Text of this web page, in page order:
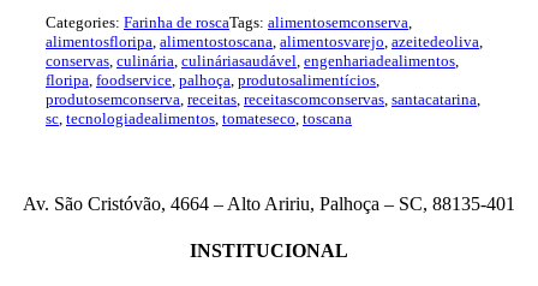
Categories: Farinha de roscaTags: alimentosemconserva
alimentosfloripa alimentostoscana alimentosvarejo azeitedeoliva
conservas, culinária culináriasaudável engenhariadealimentos,
floripa foodservice, palhoça produtosalimentícios,
produtosemconserva receitas, receitascomconservas, santacatarina
sc, tecnologiadealimentos, tomateseco toscana
Av. São Cristóvão, 4664 – Alto Aririu, Palhoça – SC, 88135-401
INSTITUCIONAL